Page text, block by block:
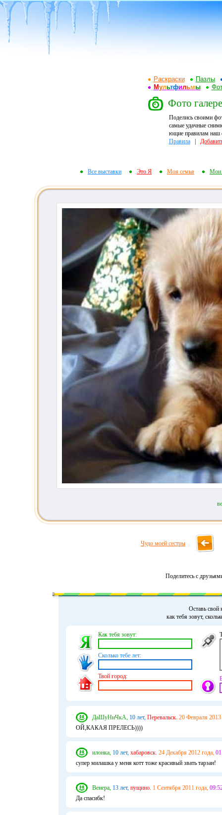
Раскраски
Пазлы
Мультфильмы
Фото
Поделись своими
самые удачные
ющие правилам наш
Правила|
Все выставки Это Я Моя семья Мои
Чудо моей сестры
Поделитесь с
Оставь свой
как тебя зовут,
Как тебя зовут:
Сколько тебе лет:
Твой город:
ДаШуНиЧкА, 10 лет, Перевальск. 20 Февраля 2013
ОЙ,КАКАЯ ПРЕЛЕСЬ))))
илонка, 10 лет, хабаровск. 24 Декабря 2012 года,
супер милашка у меня котт тоже красивый звать тарзан!
Венера, 13 лет, пущино. 1 Сентября 2011 года,
Да спасибк!